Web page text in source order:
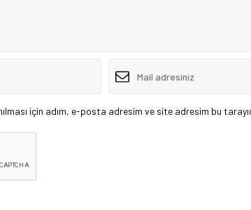
için adım, e-posta adresim ve site adresim bu